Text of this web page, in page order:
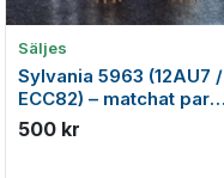
Säljes
Sylvania 5963 (12AU7 /
ECC82) – matchat par
från 1962, USA
500 kr